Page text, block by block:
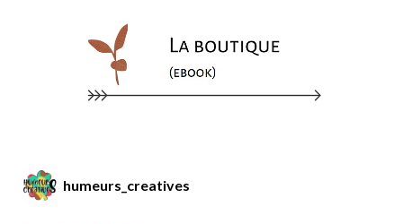
humeurs_creatives